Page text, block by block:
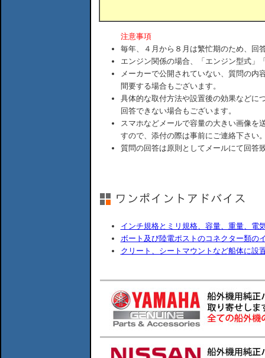
注意事項
毎年、４月から８月は繁忙期のため、回
エンジン関係の場合、「エンジン型式」
メーカーで公開されていない、質問の内
間要する場合もございます。
具体的な取付方法や設置後の効果などに
回答できない場合もございます。
スマホなどメールで容量の大きい画像を
すので、添付の際は事前にご連絡下さい
質問の回答は原則としてメールにて回答
インチ規格とミリ規格、容量、重量、電
ボート及び陸電ポストのコネクター類の
クリート、シートマウントなど船体に設